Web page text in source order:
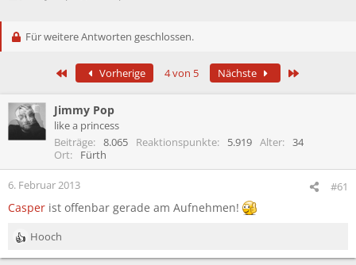
t
r
t
l
l
a
m
Für weitere Antworten geschlossen.
Erste Vorherige 4 von 5 Nächste
Jimmy Pop
like a princess
Beiträge
8.065 Reaktionspunkte 5.919 Alter
34
Ort
Fürth
6. Februar 2013 #61
Casper ist offenbar gerade am Aufnehmen!
R
e
Hooch